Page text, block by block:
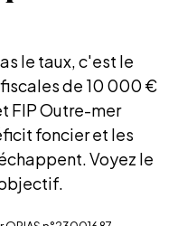
le taux, c'est le
de 10 000 €
FIP Outre-mer
foncier et les
Voyez le